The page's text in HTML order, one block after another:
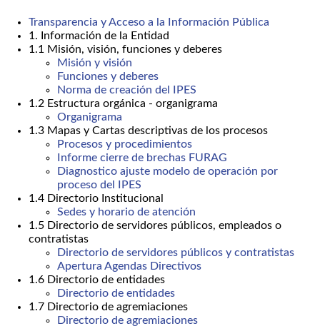
Transparencia y Acceso a la Información Pública
1. Información de la Entidad
1.1 Misión, visión, funciones y deberes
Misión y visión
Funciones y deberes
Norma de creación del IPES
1.2 Estructura orgánica - organigrama
Organigrama
1.3 Mapas y Cartas descriptivas de los procesos
Procesos y procedimientos
Informe cierre de brechas FURAG
Diagnostico ajuste modelo de operación por
proceso del IPES
1.4 Directorio Institucional
Sedes y horario de atención
1.5 Directorio de servidores públicos, empleados o
contratistas
Directorio de servidores públicos y contratistas
Apertura Agendas Directivos
1.6 Directorio de entidades
Directorio de entidades
1.7 Directorio de agremiaciones
Directorio de agremiaciones